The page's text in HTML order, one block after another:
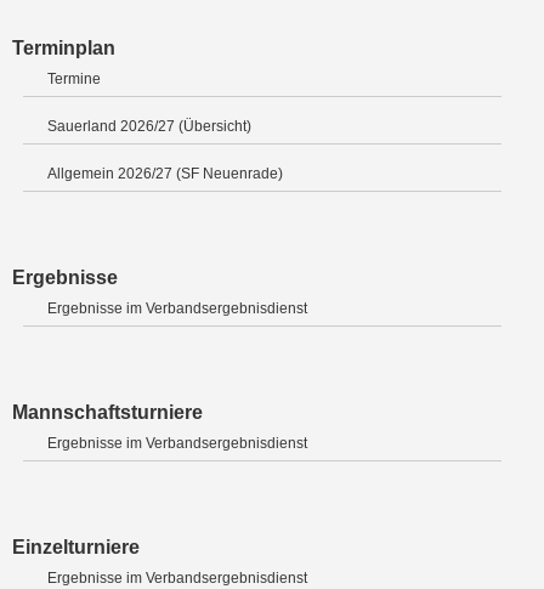
Terminplan
Termine
Sauerland 2026/27 (Übersicht)
Allgemein 2026/27 (SF Neuenrade)
Ergebnisse
Ergebnisse im Verbandsergebnisdienst
Mannschaftsturniere
Ergebnisse im Verbandsergebnisdienst
Einzelturniere
Ergebnisse im Verbandsergebnisdienst